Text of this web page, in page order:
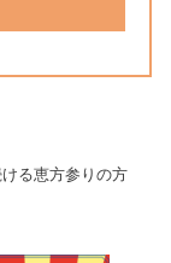
る恵方参りの方